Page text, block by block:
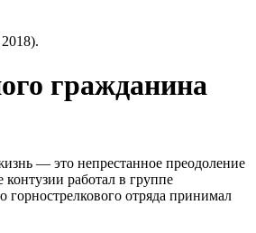
гражданина
— это непрестанное преодоление
работал в группе
отряда принимал